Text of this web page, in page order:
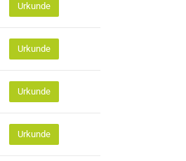
Urkunde
Urkunde
Urkunde
Urkunde